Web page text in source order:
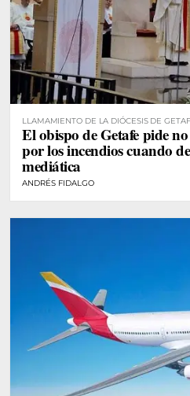
LLAMAMIENTO DE LA DIÓCESIS DE
El obispo de Getafe pide
por los incendios cuando
mediática
ANDRÉS FIDALGO